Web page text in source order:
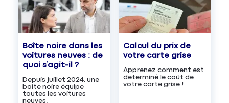
Boîte noire dans les
voitures neuves : de
quoi s’agit-il ?
Depuis juillet 2024, une
boîte noire équipe
toutes les voitures
neuves.
Calcul du prix de
votre carte grise
Apprenez comment est
determiné le coût de
votre carte grise !